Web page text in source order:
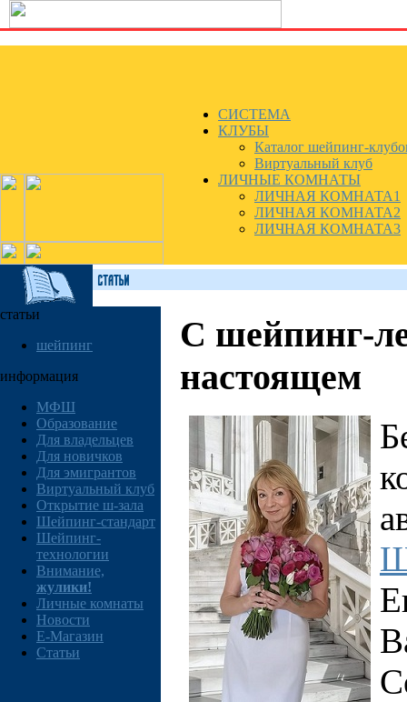
СИСТЕМА
КЛУБЫ
Каталог шейпинг-
Виртуальный клуб
ЛИЧНЫЕ КОМНАТЫ
ЛИЧНАЯ КОМНАТА1
ЛИЧНАЯ КОМНАТА2
ЛИЧНАЯ КОМНАТА3
статьи
шейпинг
информация
МФШ
Образование
Для владельцев
Для новичков
Для эмигрантов
Виртуальный клуб
Открытие ш-зала
Шейпинг-стандарт
Шейпинг-
технологии
Внимание,
жулики!
Личные комнаты
Новости
E-Магазин
Статьи
С шейпинг-
настоящем